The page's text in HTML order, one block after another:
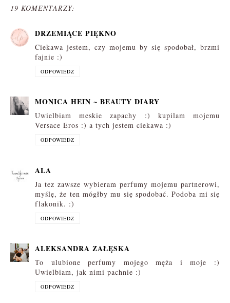
19 KOMENTARZY:
DRZEMIĄCE PIĘKNO
Ciekawa jestem, czy mojemu by się spodobał, brzmi
fajnie :)
ODPOWIEDZ
MONICA HEIN ~ BEAUTY DIARY
Uwielbiam meskie zapachy :) kupilam mojemu
Versace Eros :) a tych jestem ciekawa :)
ODPOWIEDZ
ALA
Ja tez zawsze wybieram perfumy mojemu partnerowi,
myślę, że ten mógłby mu się spodobać. Podoba mi się
flakonik. :)
ODPOWIEDZ
ALEKSANDRA ZAŁĘSKA
To ulubione perfumy mojego męża i moje :)
Uwielbiam, jak nimi pachnie :)
ODPOWIEDZ